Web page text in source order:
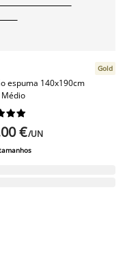
espuma 140x190cm
Médio
Gold



€/UN